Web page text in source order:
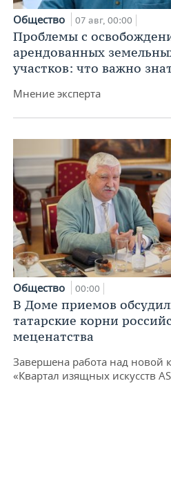
Общество 07 авг, 00:00
Проблемы с
арендованных
участков: что важно
Мнение эксперта
Общество 00:00
В Доме приемов
татарские корни
меценатства
Завершена работа над новой
«Квартал изящных искусств